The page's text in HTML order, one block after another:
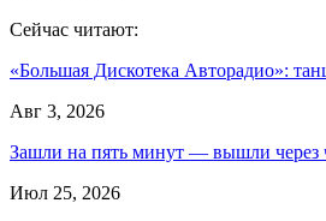
Сейчас читают:
«Большая Дискотека Авторадио»:
Авг 3, 2026
Зашли на пять минут — вышли через
Июл 25, 2026